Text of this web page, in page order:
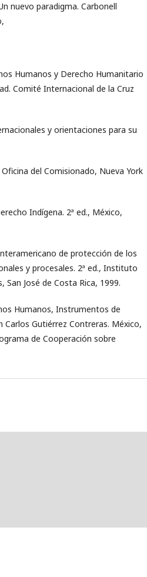
nuevo paradigma. Carbonell
Humanos y Derecho Humanitario
Comité Internacional de la Cruz
y orientaciones para su
del Comisionado, Nueva York
Indígena. 2ª ed., México,
de protección de los
y procesales. 2ª ed., Instituto
José de Costa Rica, 1999.
Humanos, Instrumentos de
Carlos Gutiérrez Contreras. México,
de Cooperación sobre